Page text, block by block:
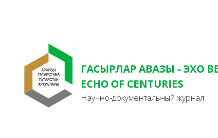
ГАСЫРЛАР АВАЗЫ - ЭХО
ECHO OF CENTURIES
Научно-документальный журнал